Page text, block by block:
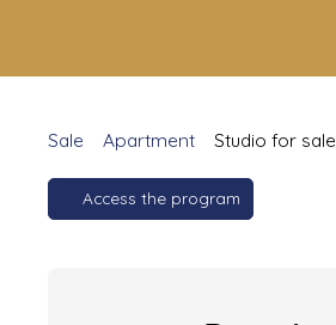
Sale Apartment Studio for
Access the program